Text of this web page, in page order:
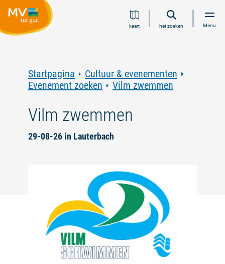
Ga
naar
Ga
naar
Ga
naar
Ga
naar
kaart het zoeken Menu
Startpagina
Cultuur & evenementen
Evenement zoeken
Vilm zwemmen
Vilm zwemmen
29-08-26 in Lauterbach